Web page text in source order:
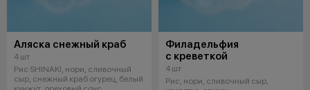
Аляска снежный краб
4 шт
Рис SHINAKI, нори, сливочный
сыр, снежный краб огурец, белый
Филадельфия
с креветкой
4 шт
Рис, нори, сливочный сыр,